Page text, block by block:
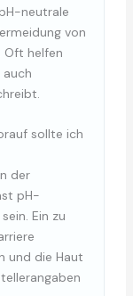
neutrale
von
Oft helfen
sollte ich
der
pH-
Ein zu
und die Haut